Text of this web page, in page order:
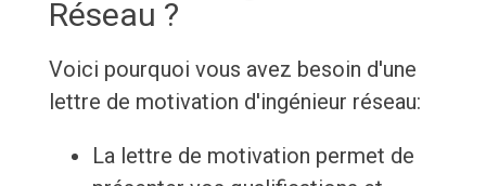
Réseau ?
Voici pourquoi vous avez besoin d'une
lettre de motivation d'ingénieur réseau:
La lettre de motivation permet de